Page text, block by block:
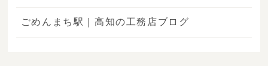
ごめんまち駅｜高知の工務店ブログ